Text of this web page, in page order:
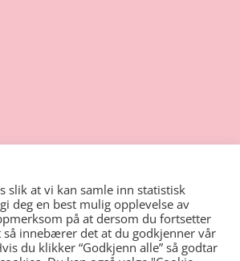
musikk- og kulturforum
avMediaverkstedet
Vimeo
Instagram
Pinterest
slik at vi kan samle inn statistisk
deg en best mulig opplevelse av
på at dersom du fortsetter
så innebærer det at du godkjenner vår
du klikker “Godkjenn alle” så godtar